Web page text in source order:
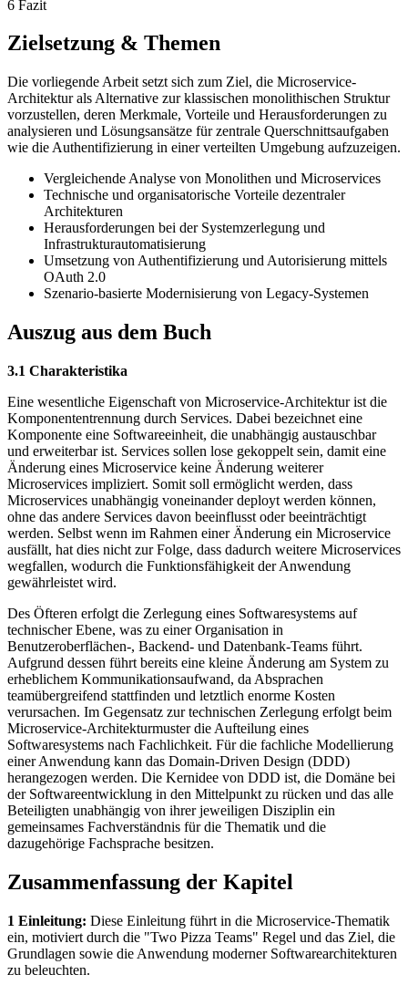
6 Fazit
Zielsetzung & Themen
Die vorliegende Arbeit setzt sich zum Ziel, die Microservice-
Architektur als Alternative zur klassischen monolithischen Struktur
vorzustellen, deren Merkmale, Vorteile und Herausforderungen zu
analysieren und Lösungsansätze für zentrale Querschnittsaufgaben
wie die Authentifizierung in einer verteilten Umgebung aufzuzeigen.
Vergleichende Analyse von Monolithen und Microservices
Technische und organisatorische Vorteile dezentraler
Architekturen
Herausforderungen bei der Systemzerlegung und
Infrastrukturautomatisierung
Umsetzung von Authentifizierung und Autorisierung mittels
OAuth 2.0
Szenario-basierte Modernisierung von Legacy-Systemen
Auszug aus dem Buch
3.1 Charakteristika
Eine wesentliche Eigenschaft von Microservice-Architektur ist die
Komponententrennung durch Services. Dabei bezeichnet eine
Komponente eine Softwareeinheit, die unabhängig austauschbar
und erweiterbar ist. Services sollen lose gekoppelt sein, damit eine
Änderung eines Microservice keine Änderung weiterer
Microservices impliziert. Somit soll ermöglicht werden, dass
Microservices unabhängig voneinander deployt werden können,
ohne das andere Services davon beeinflusst oder beeinträchtigt
werden. Selbst wenn im Rahmen einer Änderung ein Microservice
ausfällt, hat dies nicht zur Folge, dass dadurch weitere Microservices
wegfallen, wodurch die Funktionsfähigkeit der Anwendung
gewährleistet wird.
Des Öfteren erfolgt die Zerlegung eines Softwaresystems auf
technischer Ebene, was zu einer Organisation in
Benutzeroberflächen-, Backend- und Datenbank-Teams führt.
Aufgrund dessen führt bereits eine kleine Änderung am System zu
erheblichem Kommunikationsaufwand, da Absprachen
teamübergreifend stattfinden und letztlich enorme Kosten
verursachen. Im Gegensatz zur technischen Zerlegung erfolgt beim
Microservice-Architekturmuster die Aufteilung eines
Softwaresystems nach Fachlichkeit. Für die fachliche Modellierung
einer Anwendung kann das Domain-Driven Design (DDD)
herangezogen werden. Die Kernidee von DDD ist, die Domäne bei
der Softwareentwicklung in den Mittelpunkt zu rücken und das alle
Beteiligten unabhängig von ihrer jeweiligen Disziplin ein
gemeinsames Fachverständnis für die Thematik und die
dazugehörige Fachsprache besitzen.
Zusammenfassung der Kapitel
1 Einleitung: Diese Einleitung führt in die Microservice-Thematik
ein, motiviert durch die "Two Pizza Teams" Regel und das Ziel, die
Grundlagen sowie die Anwendung moderner Softwarearchitekturen
zu beleuchten.